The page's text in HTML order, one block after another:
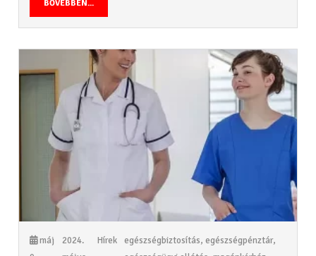
BŐVEBBEN...
máj
2024.
Hírek egészségbiztosítás, egészségpénztár,